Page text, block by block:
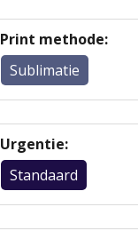
Print methode:
Sublimatie
Urgentie:
Standaard